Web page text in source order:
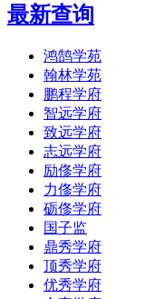
最新查询
鸿鹄学苑
翰林学苑
鹏程学府
智远学府
致远学府
志远学府
励俢学府
力俢学府
砺俢学府
国子监
鼎秀学府
顶秀学府
优秀学府